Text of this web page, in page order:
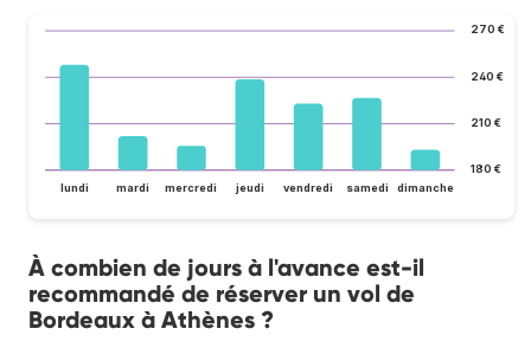
180 €
210 €
240 €
270 €
lundi mardi mercredi jeudi vendredi samedi dimanche
À combien de jours à l'avance est-il
recommandé de réserver un vol de
Bordeaux à Athènes ?